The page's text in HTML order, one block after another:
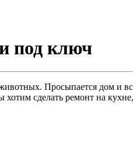
под ключ
Просыпается дом и
хотим сделать ремонт на